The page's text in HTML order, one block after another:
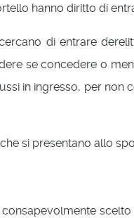
hanno diritto di
di entrare
se concedere o
in ingresso, per
si presentano allo